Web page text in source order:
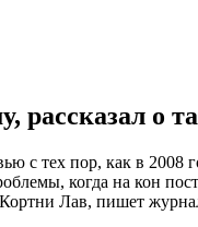
рассказал о
с тех пор, как в
когда на кон
Лав, пишет